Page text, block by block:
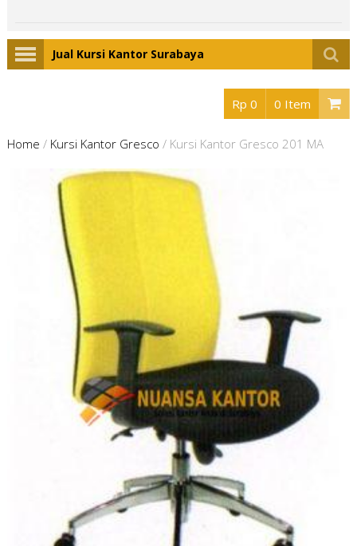
Jual Kursi Kantor Surabaya
Rp 0 0 Item
Home / Kursi Kantor Gresco / Kursi Kantor Gresco 201 MA